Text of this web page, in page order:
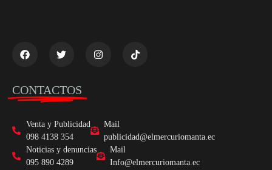
CONTACTOS
Venta y Publicidad
098 4138 354
Mail
publicidad@elmercuriomanta.ec
Noticias y denuncias
095 890 4289
Mail
Info@elmercuriomanta.ec